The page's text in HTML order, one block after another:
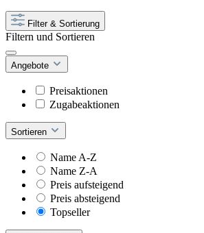
Filter & Sortierung
Filtern und Sortieren
Angebote
Preisaktionen
Zugabeaktionen
Sortieren
Name A-Z
Name Z-A
Preis aufsteigend
Preis absteigend
Topseller